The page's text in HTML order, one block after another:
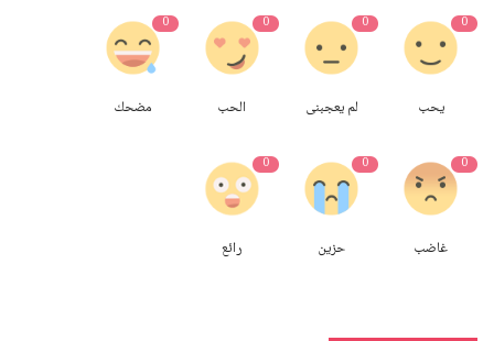
0
يحب
0
لم يعجبنى
0
الحب
0
مضحك
0
غاضب
0
حزين
0
رائع